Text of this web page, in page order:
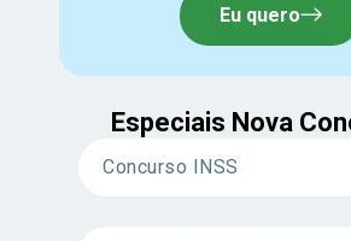
Eu quero
Especiais Nova
Concurso INSS